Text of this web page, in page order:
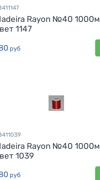
Rayon №40 1000м
1147
руб
Rayon №40 1000м
1039
руб